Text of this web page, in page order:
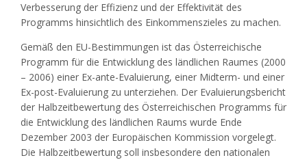
Verbesserung der Effizienz und der Effektivität des
Programms hinsichtlich des Einkommenszieles zu machen.
Gemäß den EU-Bestimmungen ist das Österreichische
Programm für die Entwicklung des ländlichen Raumes (2000
– 2006) einer Ex-ante-Evaluierung, einer Midterm- und einer
Ex-post-Evaluierung zu unterziehen. Der Evaluierungsbericht
der Halbzeitbewertung des Österreichischen Programms für
die Entwicklung des ländlichen Raums wurde Ende
Dezember 2003 der Europäischen Kommission vorgelegt.
Die Halbzeitbewertung soll insbesondere den nationalen